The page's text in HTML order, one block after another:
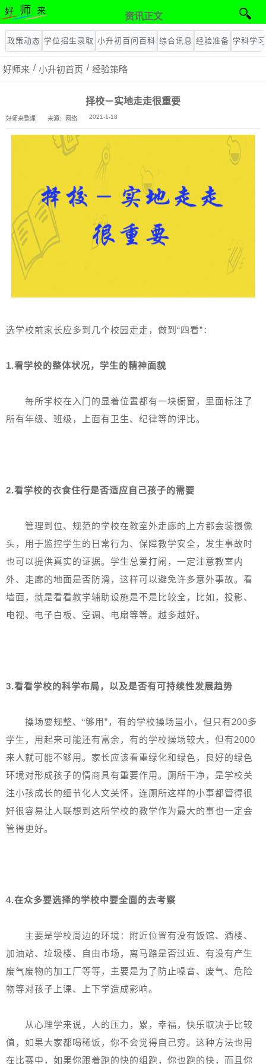
资讯正文
政策动态 学位招生录取 小升初百问百科 综合讯息 经验准备 学科学习
好师来 小升初首页 经验策略
择校－实地走走很重要
好师来整理 来源：网络 2021-1-18
选学校前家长应多到几个校园走走，做到“四看”：
1.看学校的整体状况，学生的精神面貌
每所学校在入门的显着位置都有一块橱窗，里面标注了
所有年级、班级，上面有卫生、纪律等的评比。
2.看学校的衣食住行是否适应自己孩子的需要
管理到位、规范的学校在教室外走廊的上方都会装摄像
头，用于监控学生的日常行为、保障教学安全，发生事故时
也可以提供真实的证据。学生总爱打闹，一定注意教室内
外、走廊的地面是否防滑，这样可以避免许多意外事故。看
墙面，就是看看教学辅助设施是不是比较全，比如，投影、
电视、电子白板、空调、电扇等等。越多越好。
3.看看学校的科学布局，以及是否有可持续性发展趋势
操场要规整、“够用”，有的学校操场虽小，但只有200多
学生，用起来可能还有富余，有的学校操场较大，但有2000
来人就可能不够用。家长应该看重绿化和绿色，良好的绿色
环境对形成孩子的情商具有重要作用。厕所干净，是学校关
注小孩成长的细节化人文关怀，连厕所这样的小事都管得很
好很容易让人联想到这所学校的教学作为最大的事也一定会
管得更好。
4.在众多要选择的学校中要全面的去考察
主要是学校周边的环境：附近位置有没有饭馆、酒楼、
加油站、垃圾楼、自由市场，离马路是否过近、有没有产生
废气废物的加工厂等等，主要是为了防止噪音、废气、危险
物等对孩子上课、上下学造成影响。
从心理学来说，人的压力，累，幸福，快乐取决于比较
值，如果大家都喝稀饭，你不会觉得自己穷。这种方法也用
在比赛中，如果你跟着跑的快的组跑，你也跑的快，而且你